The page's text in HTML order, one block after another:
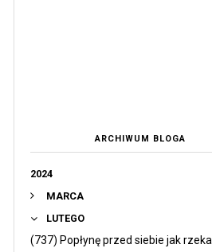
ARCHIWUM BLOGA
2024
MARCA
LUTEGO
(737) Popłynę przed siebie jak rzeka